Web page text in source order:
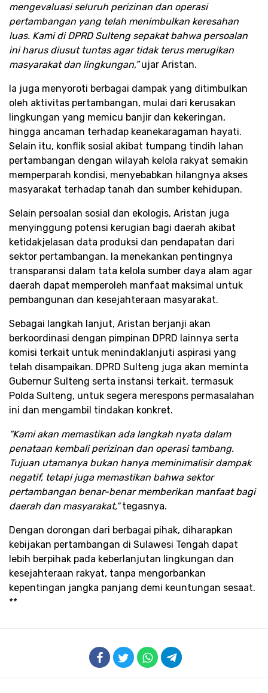
mengevaluasi seluruh perizinan dan operasi
pertambangan yang telah menimbulkan keresahan
luas. Kami di DPRD Sulteng sepakat bahwa persoalan
ini harus diusut tuntas agar tidak terus merugikan
masyarakat dan lingkungan,”ujar Aristan.
Ia juga menyoroti berbagai dampak yang ditimbulkan
oleh aktivitas pertambangan, mulai dari kerusakan
lingkungan yang memicu banjir dan kekeringan,
hingga ancaman terhadap keanekaragaman hayati.
Selain itu, konflik sosial akibat tumpang tindih lahan
pertambangan dengan wilayah kelola rakyat semakin
memperparah kondisi, menyebabkan hilangnya akses
masyarakat terhadap tanah dan sumber kehidupan.
Selain persoalan sosial dan ekologis, Aristan juga
menyinggung potensi kerugian bagi daerah akibat
ketidakjelasan data produksi dan pendapatan dari
sektor pertambangan. Ia menekankan pentingnya
transparansi dalam tata kelola sumber daya alam agar
daerah dapat memperoleh manfaat maksimal untuk
pembangunan dan kesejahteraan masyarakat.
Sebagai langkah lanjut, Aristan berjanji akan
berkoordinasi dengan pimpinan DPRD lainnya serta
komisi terkait untuk menindaklanjuti aspirasi yang
telah disampaikan. DPRD Sulteng juga akan meminta
Gubernur Sulteng serta instansi terkait, termasuk
Polda Sulteng, untuk segera merespons permasalahan
ini dan mengambil tindakan konkret.
“Kami akan memastikan ada langkah nyata dalam
penataan kembali perizinan dan operasi tambang.
Tujuan utamanya bukan hanya meminimalisir dampak
negatif, tetapi juga memastikan bahwa sektor
pertambangan benar-benar memberikan manfaat bagi
daerah dan masyarakat,”tegasnya.
Dengan dorongan dari berbagai pihak, diharapkan
kebijakan pertambangan di Sulawesi Tengah dapat
lebih berpihak pada keberlanjutan lingkungan dan
kesejahteraan rakyat, tanpa mengorbankan
kepentingan jangka panjang demi keuntungan sesaat.
**